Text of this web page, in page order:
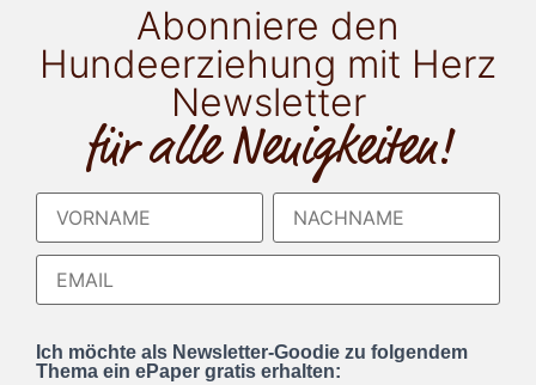
Abonniere den
Hundeerziehung mit Herz
Newsletter
für alle Neuigkeiten!
Ich möchte als Newsletter-Goodie zu folgendem
Thema ein ePaper gratis erhalten: